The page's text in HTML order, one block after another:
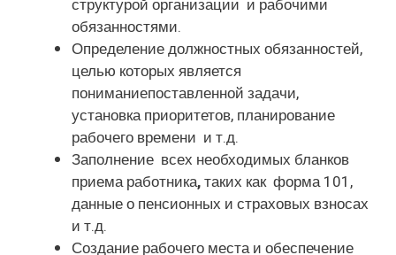
структурой организации и рабочими
обязанностями.
Определение должностных обязанностей,
целью которых является
пониманиепоставленной задачи,
установка приоритетов, планирование
рабочего времени и т.д.
Заполнение всех необходимых бланков
приема работника,таких как форма 101,
данные о пенсионных и страховых взносах
и т.д.
Создание рабочего места и обеспечение